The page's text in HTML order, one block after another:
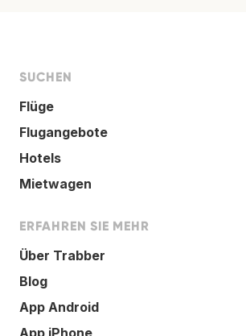
SUCHEN
Flüge
Flugangebote
Hotels
Mietwagen
ERFAHREN SIE MEHR
Über Trabber
Blog
App Android
App iPhone